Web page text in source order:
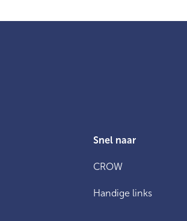
Snel naar
CROW
Handige links